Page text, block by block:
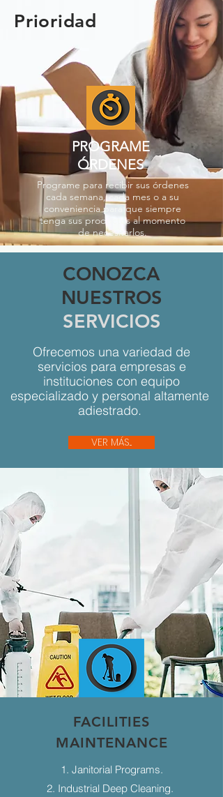
Prioridad
PROGRAME
ÓRDENES
Programe para recibir sus órdenes
cada semana, cada mes o a su
conveniencia para que siempre
tenga sus productos al momento
de necesitarlos.
CONOZCA
NUESTROS
SERVICIOS
Ofrecemos una variedad de
servicios para empresas e
instituciones con equipo
especializado y personal altamente
adiestrado.
VER MÁS...
FACILITIES
MAINTENANCE
1. Janitorial Programs.
2. Industrial Deep Cleaning.